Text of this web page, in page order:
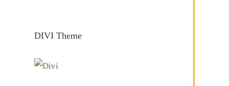
DIVI Theme